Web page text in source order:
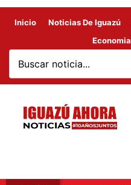
Inicio Noticias De Iguazú
Economia